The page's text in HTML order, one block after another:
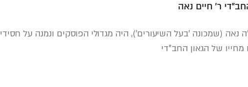
ר' חיים נאה
נאה (שמכונה 'בעל השיעורים'), היה מגדולי הפוסקים ונמנה על חסידי
מחייו של הגאון החב"די